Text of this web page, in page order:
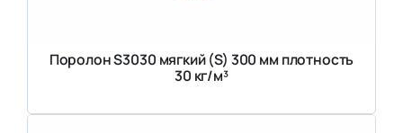
Поролон S3030 мягкий (S) 300 мм плотность
30 кг/м³